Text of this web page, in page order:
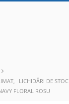
,
LICHIDĂRI DE STOC
FLORAL ROSU